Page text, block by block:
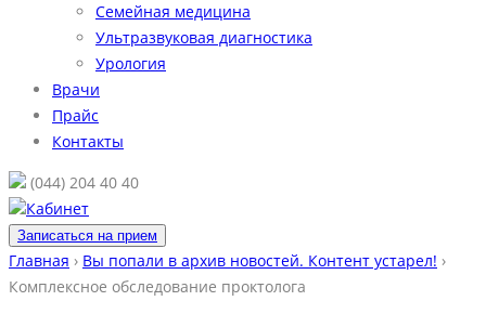
Семейная медицина
Ультразвуковая диагностика
Урология
Врачи
Прайс
Контакты
(044) 204 40 40
Кабинет
Записаться на прием
Главная › Вы попали в архив новостей. Контент устарел! ›
Комплексное обследование проктолога